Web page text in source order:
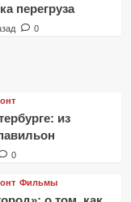
перегруза
0
из
0
Фильмы